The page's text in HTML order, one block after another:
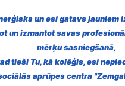
un esi gatavs jauniem
un izmantot savas
mērķusasniegšanā,
tieši Tu, kā kolēģis, esi
aprūpes centra